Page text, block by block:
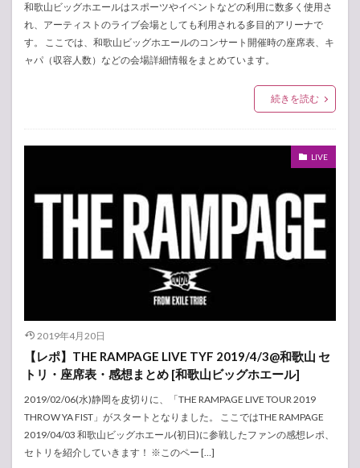
和歌山ビッグホエールはスポーツやイベントなどの利用に数多く使用さ
れ、アーティストのライブ会場としても利用される多目的アリーナで
す。 ここでは、和歌山ビッグホエールのコンサート開催時の座席表、キ
ャパ（収容人数）などの会場詳細情報をまとめています。
続きを読む
LIVE
2019年4月20日
【レポ】THE RAMPAGE LIVE TYF 2019/4/3@和歌山 セ
トリ・座席表・感想まとめ [和歌山ビッグホエール]
2019/02/06(水)静岡を皮切りに、「THE RAMPAGE LIVE TOUR 2019
THROW YA FIST」がスタートとなりました。 ここではTHE RAMPAGE
2019/04/03 和歌山ビッグホエール(初日)に参戦したファンの感想レポ、
セトリを紹介していきます！ ※このペー […]